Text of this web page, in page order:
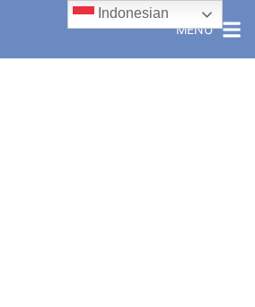
MENU
Indonesian